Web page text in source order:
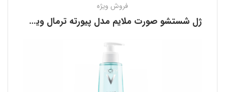
فروش ویژه
ژل شستشو صورت ملایم مدل پیورته ترمال ویشی VICHY